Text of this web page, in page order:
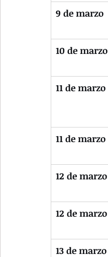
9 de marzo
10 de marzo
11 de marzo
11 de marzo
12 de marzo
12 de marzo
13 de marzo